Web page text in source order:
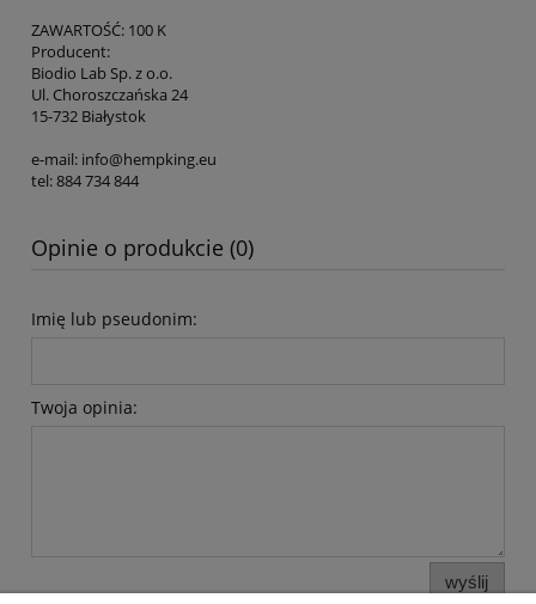
ZAWARTOŚĆ: 100 K
Producent:
Biodio Lab Sp. z o.o.
Ul. Choroszczańska 24
15-732 Białystok
e-mail: info@hempking.eu
tel: 884 734 844
Opinie o produkcie (0)
Imię lub pseudonim:
Twoja opinia:
wyślij